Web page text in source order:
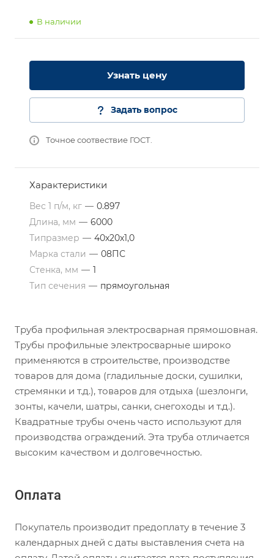
В наличии
Узнать цену
Задать вопрос
Точное соотвествие ГОСТ.
Характеристики
Вес 1 п/м, кг — 0.897
Длина, мм — 6000
Типразмер — 40х20х1,0
Марка стали — 08ПС
Стенка, мм — 1
Тип сечения — прямоугольная
Труба профильная электросварная прямошовная.
Трубы профильные электросварные широко
применяются в строительстве, производстве
товаров для дома (гладильные доски, сушилки,
стремянки и т.д.), товаров для отдыха (шезлонги,
зонты, качели, шатры, санки, снегоходы и т.д.).
Квадратные трубы очень часто используют для
производства ограждений. Эта труба отличается
высоким качеством и долговечностью.
Оплата
Покупатель производит предоплату в течение 3
календарных дней с даты выставления счета на